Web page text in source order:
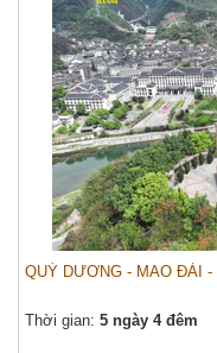
QUÝ DƯƠNG - MAO ĐÀI -
Thời gian: 5 ngày 4 đêm